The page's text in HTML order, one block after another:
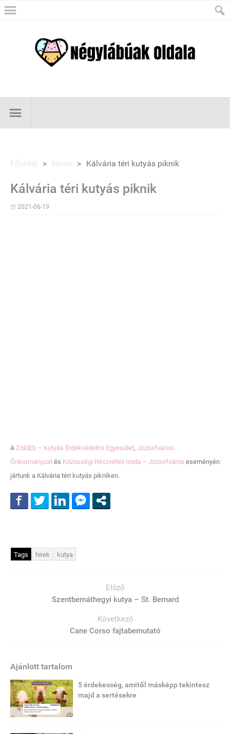
Főoldal > News > Kálvária téri kutyás piknik
Kálvária téri kutyás piknik
2021-06-19
A ZöldEb – Kutyás Érdekvédelmi Egyesület, Józsefvárosi
Önkormányzat és Közösségi Részvételi Iroda – Józsefváros eseményén
jártunk a Kálvária téri kutyás pikniken.
Tags hírek kutya
Előző
Szentbernáthegyi kutya – St. Bernard
Következő
Cane Corso fajtabemutató
Ajánlott tartalom
5 érdekesség, amitől másképp tekintesz
majd a sertésekre